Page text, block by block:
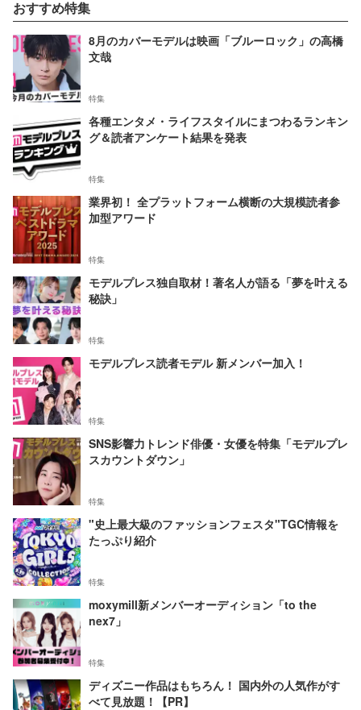
おすすめ特集
8月のカバーモデルは映画「ブルーロック」の高橋
文哉
特集
各種エンタメ・ライフスタイルにまつわるランキン
グ＆読者アンケート結果を発表
特集
業界初！ 全プラットフォーム横断の大規模読者参
加型アワード
特集
モデルプレス独自取材！著名人が語る「夢を叶える
秘訣」
特集
モデルプレス読者モデル 新メンバー加入！
特集
SNS影響力トレンド俳優・女優を特集「モデルプレ
スカウントダウン」
特集
"史上最大級のファッションフェスタ"TGC情報を
たっぷり紹介
特集
moxymill新メンバーオーディション「to the
nex7」
特集
ディズニー作品はもちろん！ 国内外の人気作がす
べて見放題！【PR】